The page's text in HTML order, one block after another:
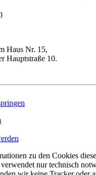
Haus Nr. 15,
Hauptstraße 10.
zu den Cookies
nur technisch